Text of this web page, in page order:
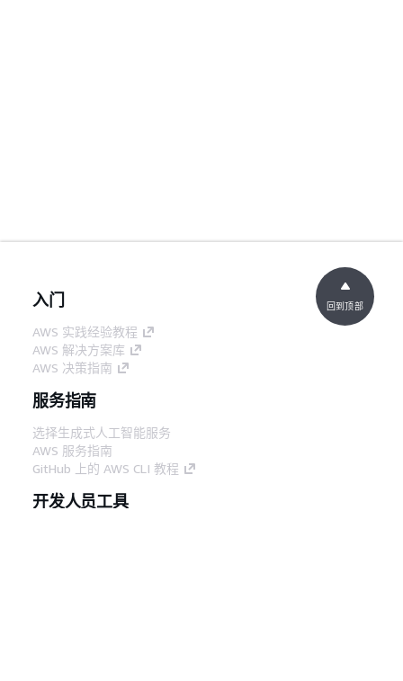
入门
AWS 实践经验教程
AWS 解决方案库
AWS 决策指南
服务指南
选择生成式人工智能服务
AWS 服务指南
GitHub 上的 AWS CLI 教程
开发人员工具
回到顶部